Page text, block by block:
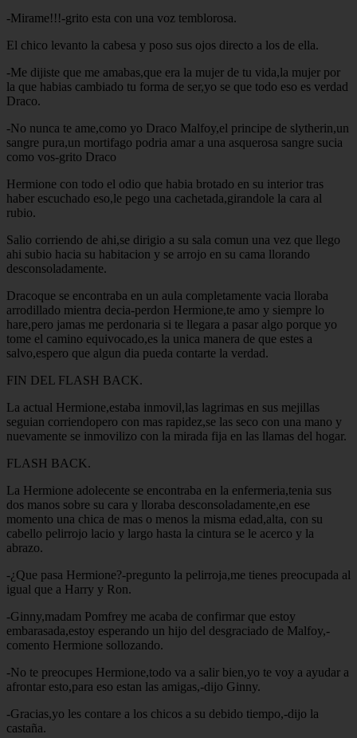
-Mirame!!!-grito esta con una voz temblorosa.
El chico levanto la cabesa y poso sus ojos directo a los de ella.
-Me dijiste que me amabas,que era la mujer de tu vida,la mujer por
la que habias cambiado tu forma de ser,yo se que todo eso es verdad
Draco.
-No nunca te ame,como yo Draco Malfoy,el principe de slytherin,un
sangre pura,un mortifago podria amar a una asquerosa sangre sucia
como vos-grito Draco
Hermione con todo el odio que habia brotado en su interior tras
haber escuchado eso,le pego una cachetada,girandole la cara al
rubio.
Salio corriendo de ahi,se dirigio a su sala comun una vez que llego
ahi subio hacia su habitacion y se arrojo en su cama llorando
desconsoladamente.
Dracoque se encontraba en un aula completamente vacia lloraba
arrodillado mientra decia-perdon Hermione,te amo y siempre lo
hare,pero jamas me perdonaria si te llegara a pasar algo porque yo
tome el camino equivocado,es la unica manera de que estes a
salvo,espero que algun dia pueda contarte la verdad.
FIN DEL FLASH BACK.
La actual Hermione,estaba inmovil,las lagrimas en sus mejillas
seguian corriendopero con mas rapidez,se las seco con una mano y
nuevamente se inmovilizo con la mirada fija en las llamas del hogar.
FLASH BACK.
La Hermione adolecente se encontraba en la enfermeria,tenia sus
dos manos sobre su cara y lloraba desconsoladamente,en ese
momento una chica de mas o menos la misma edad,alta, con su
cabello pelirrojo lacio y largo hasta la cintura se le acerco y la
abrazo.
-¿Que pasa Hermione?-pregunto la pelirroja,me tienes preocupada al
igual que a Harry y Ron.
-Ginny,madam Pomfrey me acaba de confirmar que estoy
embarasada,estoy esperando un hijo del desgraciado de Malfoy,-
comento Hermione sollozando.
-No te preocupes Hermione,todo va a salir bien,yo te voy a ayudar a
afrontar esto,para eso estan las amigas,-dijo Ginny.
-Gracias,yo les contare a los chicos a su debido tiempo,-dijo la
castaña.